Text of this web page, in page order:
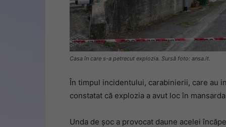
Casa în care s-a petrecut explozia. Sursă foto: ansa.it.
În timpul incidentului, carabinierii, care au
constatat că explozia a avut loc în
Unda de șoc a provocat daune acelei